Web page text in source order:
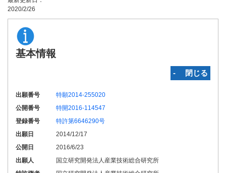
2020/2/26
基本情報
‐ 閉じる
出願番号
特願2014-255020
公開番号
特開2016-114547
登録番号
特許第6646290号
出願日
2014/12/17
公開日
2016/6/23
出願人
国立研究開発法人産業技術総合研究所